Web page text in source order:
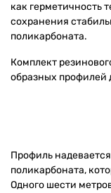
как герметичность
сохранения
поликарбоната.
Комплект
образных профилей
Профиль
поликарбоната,
Одного шести